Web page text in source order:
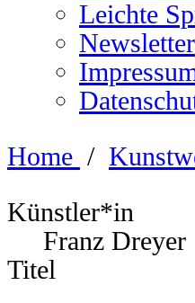
Leichte
Newsletter
Home /
Künstler*in
Franz Dreyer
Titel